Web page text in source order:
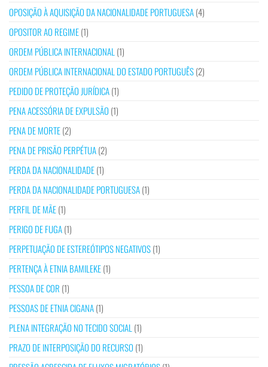
OPOSIÇÃO À AQUISIÇÃO DA NACIONALIDADE PORTUGUESA(4)
OPOSITOR AO REGIME(1)
ORDEM PÚBLICA INTERNACIONAL (1)
ORDEM PÚBLICA INTERNACIONAL DO ESTADO PORTUGUÊS(2)
PEDIDO DE PROTEÇÃO JURÍDICA(1)
PENA ACESSÓRIA DE EXPULSÃO (1)
PENA DE MORTE(2)
PENA DE PRISÃO PERPÉTUA(2)
PERDA DA NACIONALIDADE(1)
PERDA DA NACIONALIDADE PORTUGUESA(1)
PERFIL DE MÃE(1)
PERIGO DE FUGA(1)
PERPETUAÇÃO DE ESTEREÓTIPOS NEGATIVOS(1)
PERTENÇA À ETNIA BAMILEKE(1)
PESSOA DE COR (1)
PESSOAS DE ETNIA CIGANA(1)
PLENA INTEGRAÇÃO NO TECIDO SOCIAL (1)
PRAZO DE INTERPOSIÇÃO DO RECURSO (1)